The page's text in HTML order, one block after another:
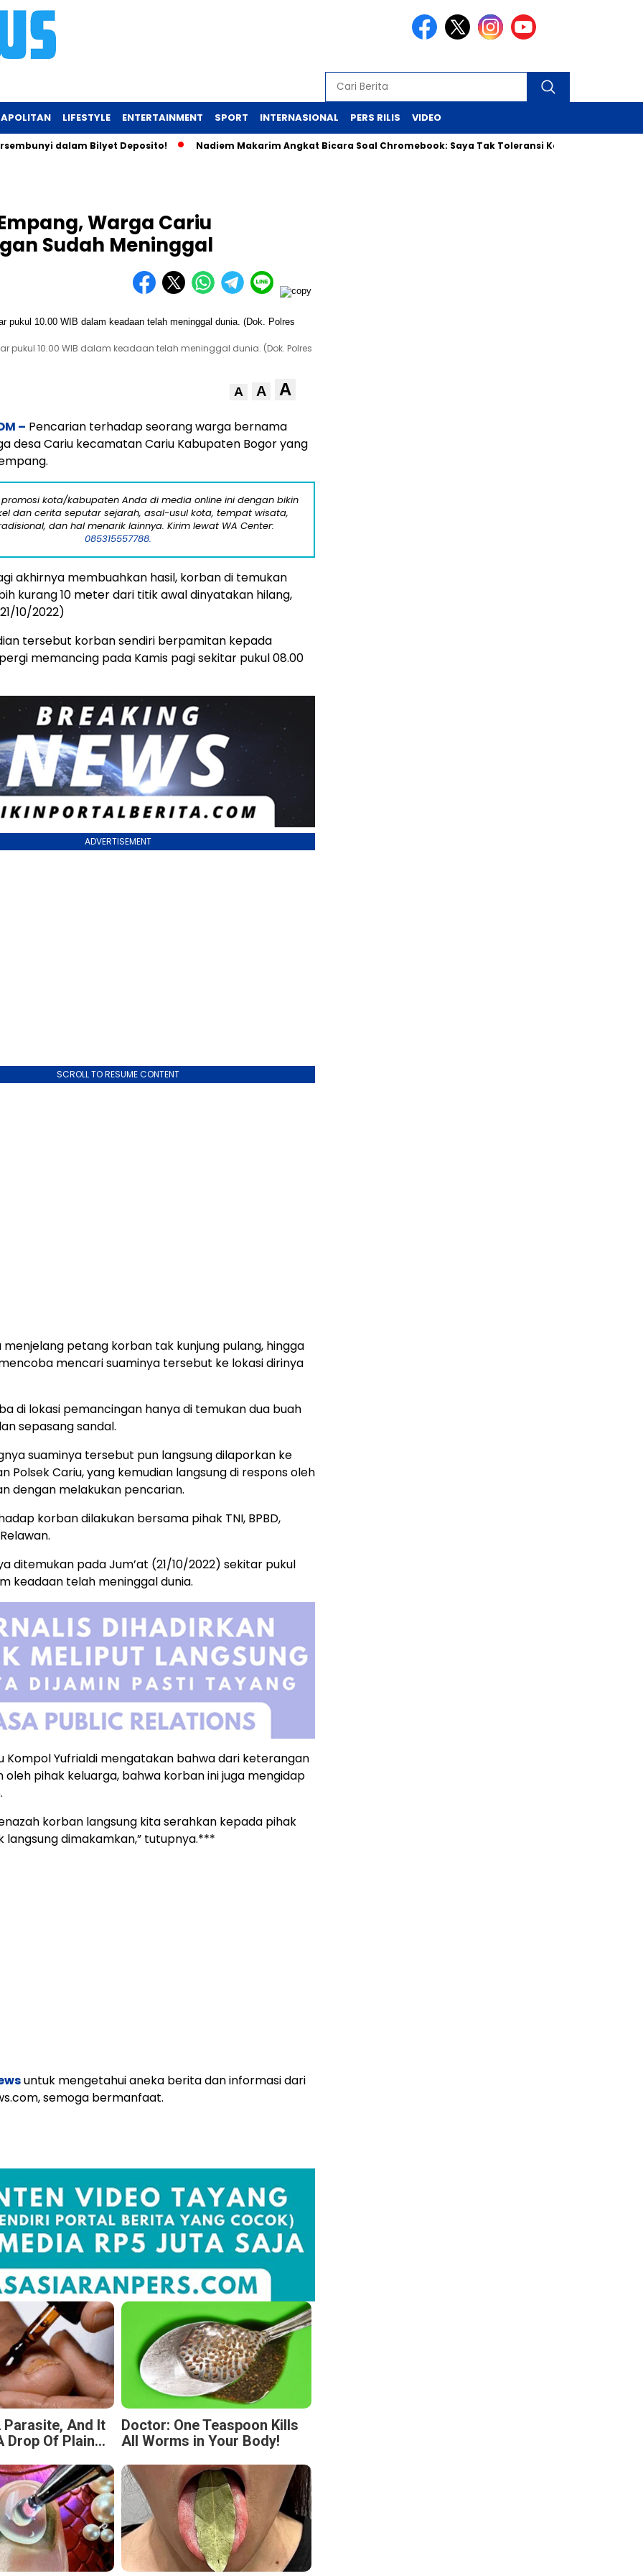
LIFESTYLE ENTERTAINMENT SPORT INTERNASIONAL PERS RILIS VIDEO
dalam Bilyet Deposito! Nadiem Makarim Angkat Bicara Soal Chromebook: Saya Tak Toleransi Korupsi, Siap Klarifikasi ke
Warga Cariu
Sudah Meninggal
pukul 10.00 WIB dalam keadaan telah meninggal dunia. (Dok. Polres
A A A
– Pencarian terhadap seorang warga bernama
desa Cariu kecamatan Cariu Kabupaten Bogor yang
promosi kota/kabupaten Anda di media online ini dengan bikin
dan cerita seputar sejarah, asal-usul kota, tempat wisata,
dan hal menarik lainnya. Kirim lewat WA Center:
085315557788.
akhirnya membuahkan hasil, korban di temukan
kurang 10 meter dari titik awal dinyatakan hilang,
10/2022)
tersebut korban sendiri berpamitan kepada
memancing pada Kamis pagi sekitar pukul 08.00
ADVERTISEMENT
SCROLL TO RESUME CONTENT
menjelang petang korban tak kunjung pulang, hingga
mencari suaminya tersebut ke lokasi dirinya
di lokasi pemancingan hanya di temukan dua buah
sepasang sandal.
suaminya tersebut pun langsung dilaporkan ke
Polsek Cariu, yang kemudian langsung di respons oleh
dengan melakukan pencarian.
korban dilakukan bersama pihak TNI, BPBD,
ditemukan pada Jum’at (21/10/2022) sekitar pukul
keadaan telah meninggal dunia.
Kompol Yufrialdi mengatakan bahwa dari keterangan
oleh pihak keluarga, bahwa korban ini juga mengidap
korban langsung kita serahkan kepada pihak
langsung dimakamkan,” tutupnya.***
untuk mengetahui aneka berita dan informasi dari
semoga bermanfaat.
Parasite, And It
Drop Of Plain...
Doctor: One Teaspoon Kills
All Worms in Your Body!